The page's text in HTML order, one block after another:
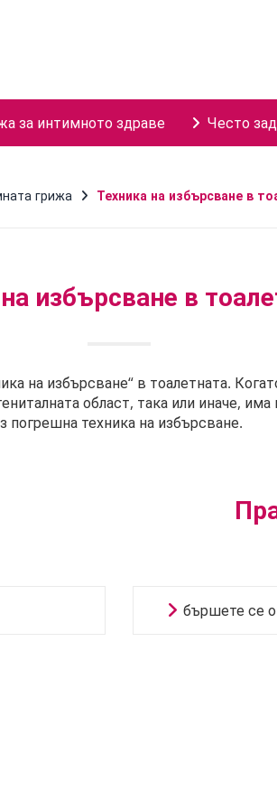
за интимното здраве Често
грижа Техника на избърсване в
избърсване в
на избърсване“ в тоалетната.
област, така или иначе,
погрешна техника на избърсване.
бършете се